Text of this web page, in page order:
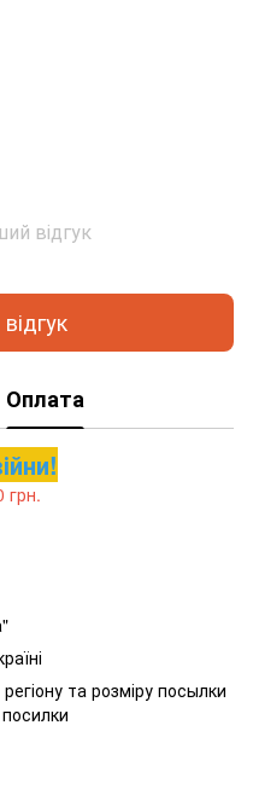
відгук
Оплата
грн.
та розміру посылки